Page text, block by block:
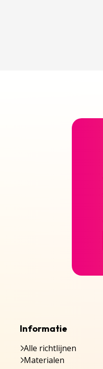
Informatie
Alle richtlijnen
Materialen